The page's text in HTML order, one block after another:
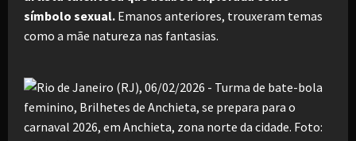
símbolo sexual. Emanos anteriores, trouxeram temas
como a mãe natureza nas fantasias.